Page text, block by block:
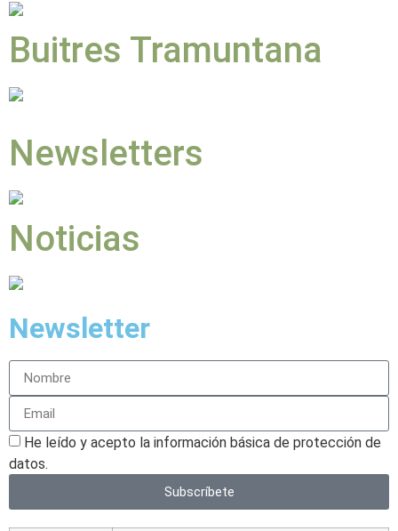
Buitres Tramuntana
Newsletters
Noticias
Newsletter
He leído y acepto la información básica de protección de
datos.
Subscríbete